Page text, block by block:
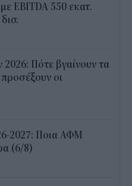
EBITDA 550 εκατ.
2026: Πότε βγαίνουν τα
οι
2027: Ποια ΑΦΜ
(6/8)